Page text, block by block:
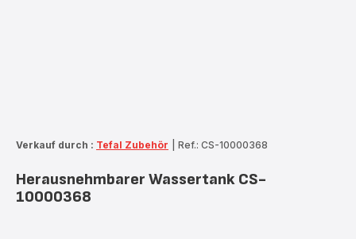
Verkauf durch : Tefal Zubehör Ref.: CS-10000368
Herausnehmbarer Wassertank CS-
10000368